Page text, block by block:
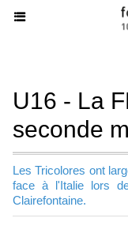
U16 - La
seconde
Les Tricolores ont
face à l'Italie lors
Clairefontaine.